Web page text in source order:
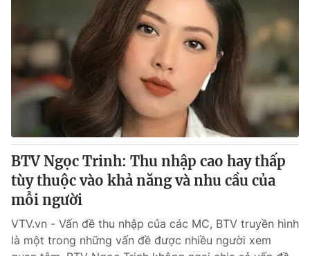
BTV Ngọc Trinh: Thu nhập cao hay thấp
tùy thuộc vào khả năng và nhu cầu của
mỗi người
VTV.vn - Vấn đề thu nhập của các MC, BTV truyền hình
là một trong những vấn đề được nhiều người xem